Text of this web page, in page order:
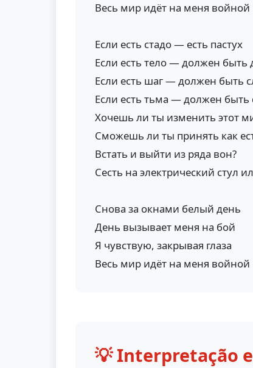
Весь мир идёт на меня войной
Если есть стадо — есть пастух
Если есть тело — должен быть
Если есть шаг — должен быть
Если есть тьма — должен быть
Хочешь ли ты изменить этот
Сможешь ли ты принять как
Встать и выйти из ряда вон?
Сесть на электрический стул
Снова за окнами белый день
День вызывает меня на бой
Я чувствую, закрывая глаза
Весь мир идёт на меня войной
💡 Interpretação